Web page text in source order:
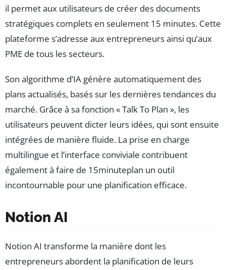
il permet aux utilisateurs de créer des documents
stratégiques complets en seulement 15 minutes. Cette
plateforme s’adresse aux entrepreneurs ainsi qu’aux
PME de tous les secteurs.
Son algorithme d’IA génère automatiquement des
plans actualisés, basés sur les dernières tendances du
marché. Grâce à sa fonction « Talk To Plan », les
utilisateurs peuvent dicter leurs idées, qui sont ensuite
intégrées de manière fluide. La prise en charge
multilingue et l’interface conviviale contribuent
également à faire de 15minuteplan un outil
incontournable pour une planification efficace.
Notion AI
Notion AI transforme la manière dont les
entrepreneurs abordent la planification de leurs